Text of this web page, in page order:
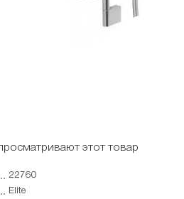
этот товар
22760
Elite